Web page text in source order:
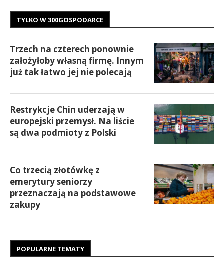
TYLKO W 300GOSPODARCE
Trzech na czterech ponownie
założyłoby własną firmę. Innym
już tak łatwo jej nie polecają
Restrykcje Chin uderzają w
europejski przemysł. Na liście
są dwa podmioty z Polski
Co trzecią złotówkę z
emerytury seniorzy
przeznaczają na podstawowe
zakupy
POPULARNE TEMATY